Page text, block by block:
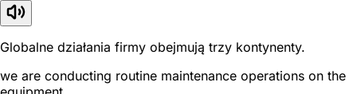
Globalne działania firmy obejmują trzy kontynenty.
we are conducting routine maintenance operations on the